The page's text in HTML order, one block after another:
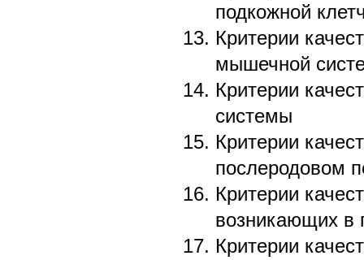
подкожной
Критерии
мышечной
Критерии
системы
Критерии
послеродовом
Критерии
возникающих в
Критерии